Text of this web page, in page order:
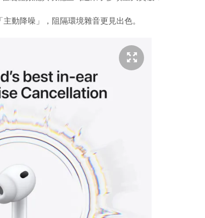
動降噪」，阻隔環境雜音更見出色。